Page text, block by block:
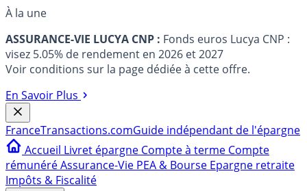
À la une
ASSURANCE-VIE LUCYA CNP : Fonds euros Lucya CNP :
visez 5.05% de rendement en 2026 et 2027
Voir conditions sur la page dédiée à cette offre.
En Savoir Plus
FranceTransactions.comGuide indépendant de l'épargne
Accueil Livret épargne Compte à terme Compte
rémunéréAssurance-Vie PEA & Bourse Epargne retraite
Impôts & Fiscalité